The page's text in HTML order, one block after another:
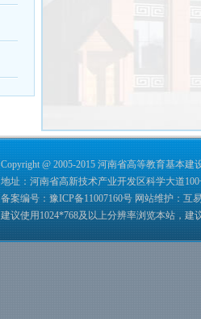
Copyright @ 2005-2015 河南省高等教育基本建
地址：河南省高新技术产业开发区科学大道100
备案编号： 豫ICP备11007160号 网站维护： 互
建议使用1024*768及以上分辨率浏览本站，建